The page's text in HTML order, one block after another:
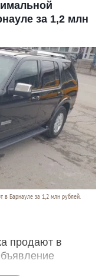
за 1,2 млн
в Барнауле за 1,2 млн рублей.
продают в